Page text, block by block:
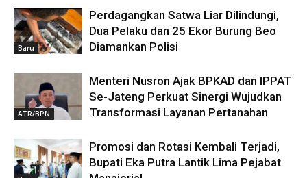
Baru
Perdagangkan Satwa Liar Dilindungi,
Dua Pelaku dan 25 Ekor Burung Beo
Diamankan Polisi
ATR/BPN
Menteri Nusron Ajak BPKAD dan IPPAT
Se-Jateng Perkuat Sinergi Wujudkan
Transformasi Layanan Pertanahan
Promosi dan Rotasi Kembali Terjadi,
Bupati Eka Putra Lantik Lima Pejabat